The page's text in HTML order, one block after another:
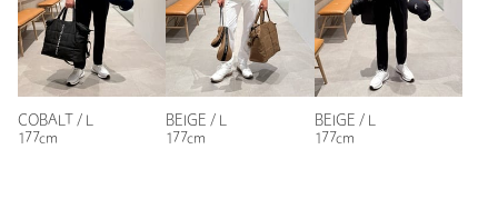
購入商品のサイズ感：ちょうどよい
素材が良く、着心地最高です。もう一着あってもよいです。オ
ススメです。
性別：男性
年代：
COBALT / L
177cm
BEIGE / L
177cm
BEIGE / L
177cm